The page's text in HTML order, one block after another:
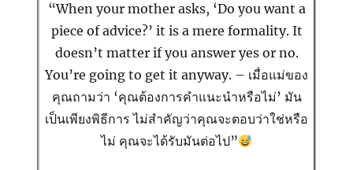
“When your mother asks, ‘Do you want a
piece of advice?’ it is a mere formality. It
doesn’t matter if you answer yes or no.
You’re going to get it anyway. – เมื่อแม่ของ
คุณถามว่า ‘คุณต้องการคำแนะนำหรือไม่’ มัน
เป็นเพียงพิธีการ ไม่สำคัญว่าคุณจะตอบว่าใช่หรือ
ไม่ คุณจะได้รับมันต่อไป”